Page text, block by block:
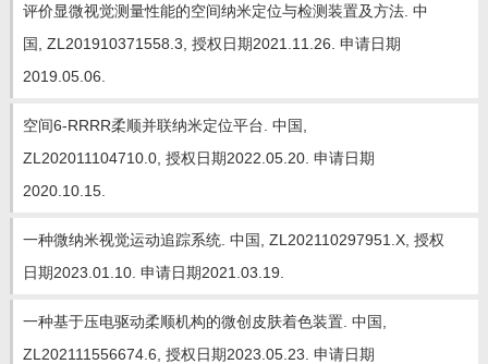
评价显微视觉测量性能的空间纳米定位与检测装置及方法. 中
国, ZL201910371558.3, 授权日期2021.11.26. 申请日期
2019.05.06.
空间6-RRRR柔顺并联纳米定位平台. 中国,
ZL202011104710.0, 授权日期2022.05.20. 申请日期
2020.10.15.
一种微纳米视觉运动追踪系统. 中国, ZL202110297951.X, 授权
日期2023.01.10. 申请日期2021.03.19.
一种基于压电驱动柔顺机构的微创皮肤着色装置. 中国,
ZL202111556674.6, 授权日期2023.05.23. 申请日期